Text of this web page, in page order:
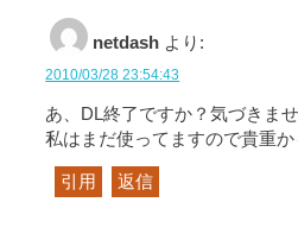
netdash より:
2010/03/28 23:54:43
あ、DL終了ですか？気づきませ
私はまだ使ってますので貴重か
引用 返信